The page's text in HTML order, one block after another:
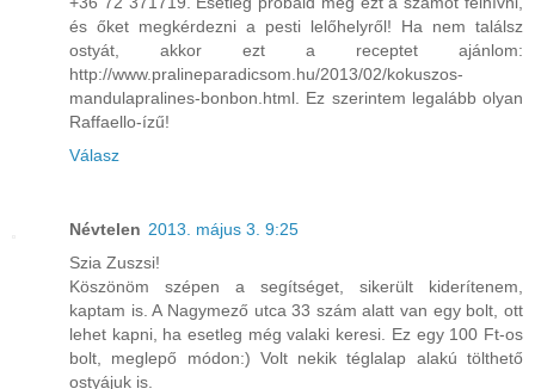
és őket megkérdezni a pesti lelőhelyről! Ha nem találsz
ostyát, akkor ezt a receptet ajánlom:
http://www.pralineparadicsom.hu/2013/02/kokuszos-
mandulapralines-bonbon.html. Ez szerintem legalább olyan
Raffaello-ízű!
Válasz
Névtelen 2013. május 3. 9:25
Szia Zuszsi!
Köszönöm szépen a segítséget, sikerült kiderítenem,
kaptam is. A Nagymező utca 33 szám alatt van egy bolt, ott
lehet kapni, ha esetleg még valaki keresi. Ez egy 100 Ft-os
bolt, meglepő módon:) Volt nekik téglalap alakú tölthető
ostyájuk is.